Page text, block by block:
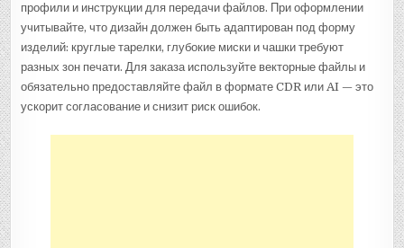
профили и инструкции для передачи файлов. При оформлении
учитывайте, что дизайн должен быть адаптирован под форму
изделий: круглые тарелки, глубокие миски и чашки требуют
разных зон печати. Для заказа используйте векторные файлы и
обязательно предоставляйте файл в формате CDR или AI — это
ускорит согласование и снизит риск ошибок.